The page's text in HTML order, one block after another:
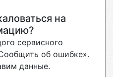
на
сервисного
об ошибке».
данные.